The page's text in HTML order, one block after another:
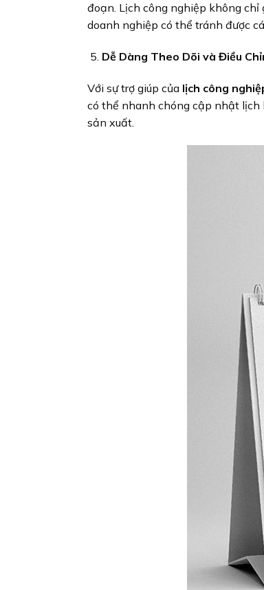
đoạn. Lịch công nghiệp không chỉ
doanh nghiệp có thể tránh được
Dễ Dàng Theo Dõi và Điều
Với sự trợ giúp của lịch công
có thể nhanh chóng cập nhật lịch
sản xuất.